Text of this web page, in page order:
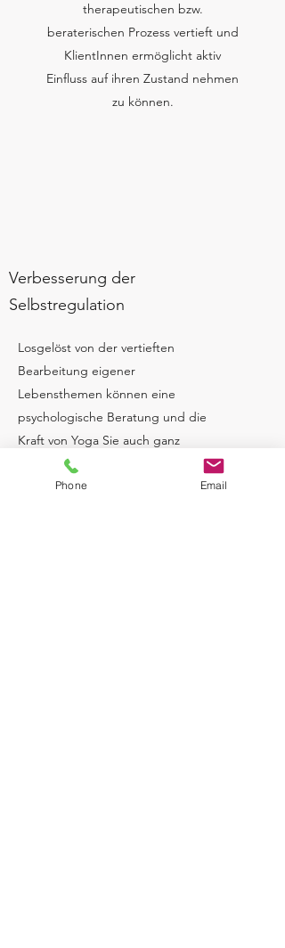
therapeutischen bzw.
beraterischen Prozess vertieft und
KlientInnen ermöglicht aktiv
Einfluss auf ihren Zustand nehmen
zu können.
Verbesserung der
Selbstregulation
Losgelöst von der vertieften
Bearbeitung eigener
Lebensthemen können eine
psychologische Beratung und die
Kraft von Yoga Sie auch ganz
lebenspraktisch in Ihrem Alltag
unterstützen.
Phone Email